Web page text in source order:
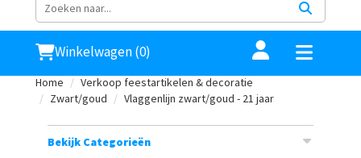
Winkelwagen (0)
Home
Verkoop feestartikelen & decoratie
Zwart/goud
Vlaggenlijn zwart/goud - 21 jaar
Bekijk Categorieën